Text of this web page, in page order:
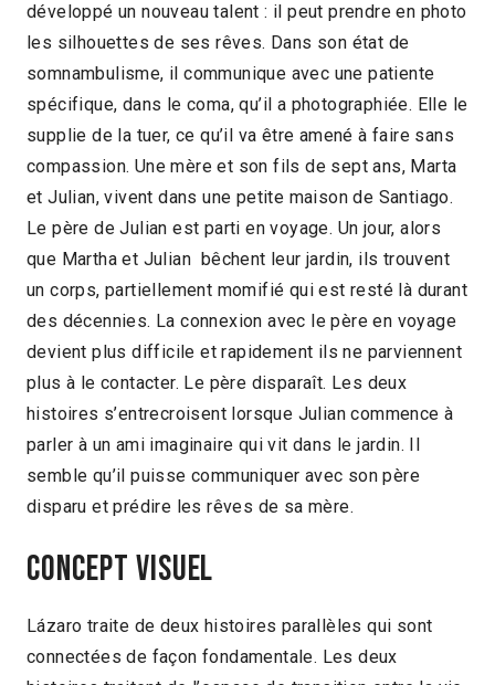
développé un nouveau talent : il peut prendre en photo
les silhouettes de ses rêves. Dans son état de
somnambulisme, il communique avec une patiente
spécifique, dans le coma, qu’il a photographiée. Elle le
supplie de la tuer, ce qu’il va être amené à faire sans
compassion. Une mère et son fils de sept ans, Marta
et Julian, vivent dans une petite maison de Santiago.
Le père de Julian est parti en voyage. Un jour, alors
que Martha et Julian bêchent leur jardin, ils trouvent
un corps, partiellement momifié qui est resté là durant
des décennies. La connexion avec le père en voyage
devient plus difficile et rapidement ils ne parviennent
plus à le contacter. Le père disparaît. Les deux
histoires s’entrecroisent lorsque Julian commence à
parler à un ami imaginaire qui vit dans le jardin. Il
semble qu’il puisse communiquer avec son père
disparu et prédire les rêves de sa mère.
Concept visuel
Lázaro traite de deux histoires parallèles qui sont
connectées de façon fondamentale. Les deux